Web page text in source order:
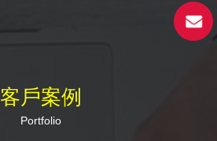
客戶案例
Portfolio